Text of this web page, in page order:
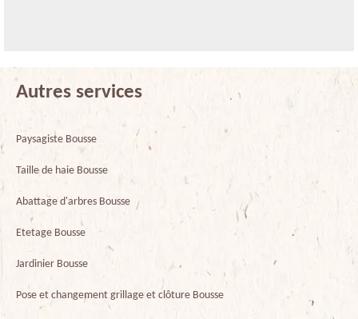
Autres services
Paysagiste Bousse
Taille de haie Bousse
Abattage d'arbres Bousse
Etetage Bousse
Jardinier Bousse
Pose et changement grillage et clôture Bousse